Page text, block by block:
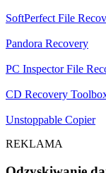
SoftPerfect File
Pandora Recovery
PC Inspector File
CD Recovery
Unstoppable Copier
REKLAMA